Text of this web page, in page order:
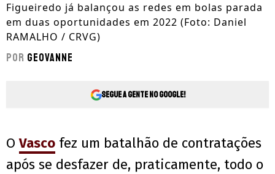
Figueiredo já balançou as redes em bolas parada
em duas oportunidades em 2022 (Foto: Daniel
RAMALHO / CRVG)
Por Geovanne
Segue a gente no Google!
OVasco fez um batalhão de contratações
após se desfazer de, praticamente, todo o